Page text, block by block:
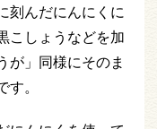
刻んだにんにくに
こしょうなどを加
が」同様にそのま
。